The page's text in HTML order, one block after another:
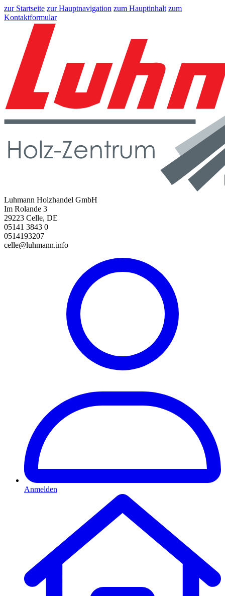
zur Startseite zur Hauptnavigation zum Hauptinhalt zum
Kontaktformular
Luhmann Holzhandel GmbH
Im Rolande 3
29223 Celle, DE
05141 3843 0
0514193207
celle@luhmann.info
Anmelden